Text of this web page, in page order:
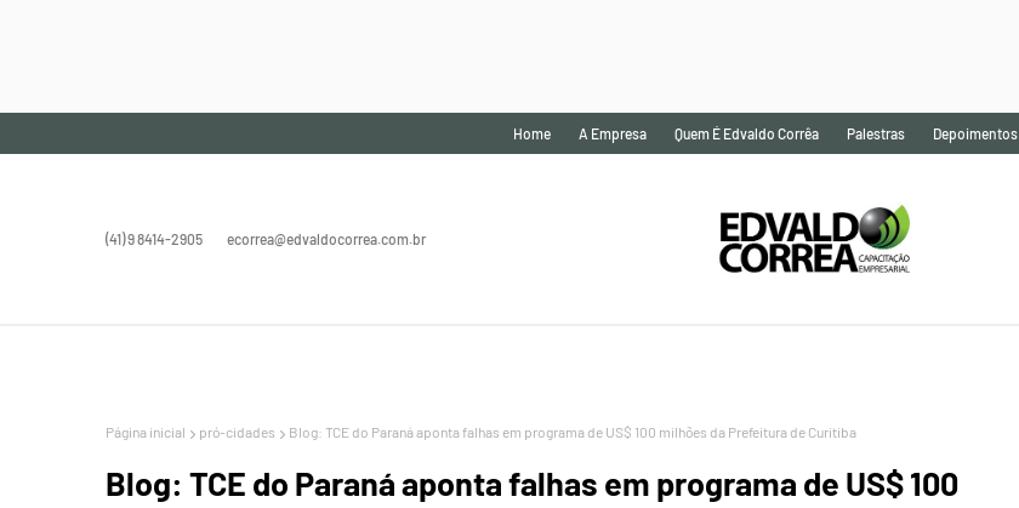
Home A Empresa Quem É Edvaldo Corrêa Palestras Depoimentos
(41) 9 8414-2905 ecorrea@edvaldocorrea.com.br
Página inicial pró-cidades Blog: TCE do Paraná aponta falhas em programa de US$ 100 milhões da Prefeitura de Curitiba
Blog: TCE do Paraná aponta falhas em programa de US$ 100